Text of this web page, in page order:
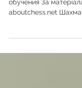
обучения За
aboutchess.net